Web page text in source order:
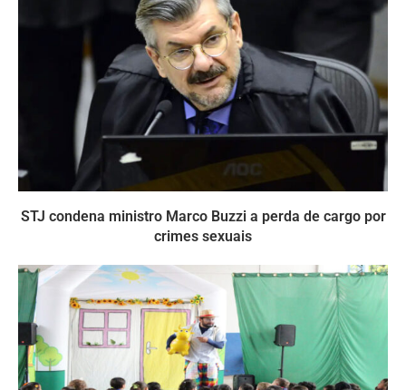
STJ condena ministro Marco Buzzi a perda de cargo por
crimes sexuais